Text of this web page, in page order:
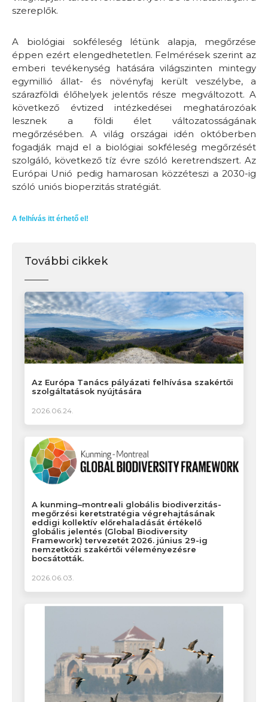
szereplők.
A biológiai sokféleség létünk alapja, megőrzése
éppen ezért elengedhetetlen. Felmérések szerint az
emberi tevékenység hatására világszinten mintegy
egymillió állat- és növényfaj került veszélybe, a
szárazföldi élőhelyek jelentős része megváltozott. A
következő évtized intézkedései meghatározóak
lesznek a földi élet változatosságának
megőrzésében. A világ országai idén októberben
fogadják majd el a biológiai sokféleség megőrzését
szolgáló, következő tíz évre szóló keretrendszert. Az
Európai Unió pedig hamarosan közzéteszi a 2030-ig
szóló uniós bioperzitás stratégiát.
A felhívás itt érhető el!
További cikkek
Az Európa Tanács pályázati felhívása szakértői
szolgáltatások nyújtására
2026.06.24.
A kunming–montreali globális biodiverzitás-
megőrzési keretstratégia végrehajtásának
eddigi kollektív előrehaladását értékelő
globális jelentés (Global Biodiversity
Framework) tervezetét 2026. június 29-ig
nemzetközi szakértői véleményezésre
bocsátották.
2026.06.03.